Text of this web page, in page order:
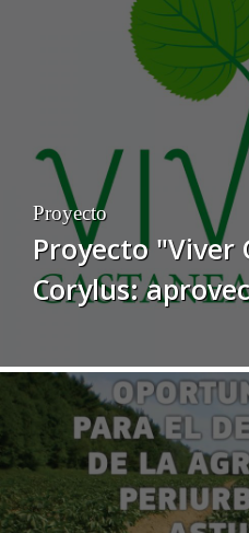
Proyecto
Proyecto "Viver
Corylus:
avellano como
rural y de
en Asturias"